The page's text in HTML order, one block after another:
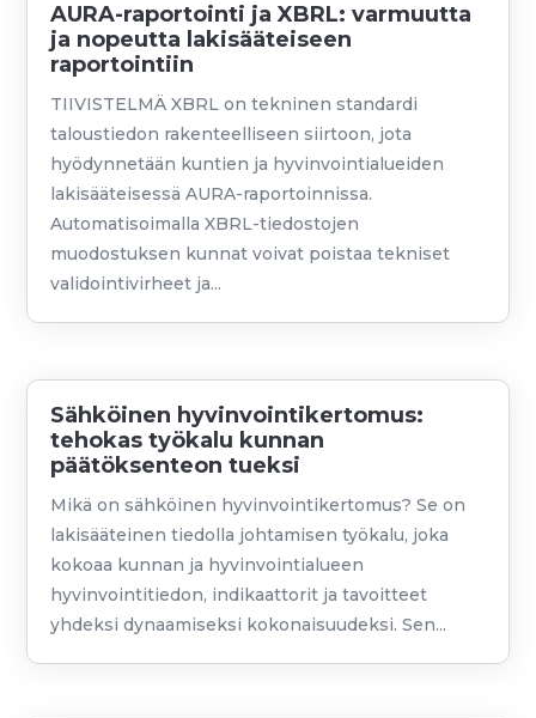
AURA-raportointi ja XBRL: varmuutta
ja nopeutta lakisääteiseen
raportointiin
TIIVISTELMÄ XBRL on tekninen standardi
taloustiedon rakenteelliseen siirtoon, jota
hyödynnetään kuntien ja hyvinvointialueiden
lakisääteisessä AURA-raportoinnissa.
Automatisoimalla XBRL-tiedostojen
muodostuksen kunnat voivat poistaa tekniset
validointivirheet ja...
Sähköinen hyvinvointikertomus:
tehokas työkalu kunnan
päätöksenteon tueksi
Mikä on sähköinen hyvinvointikertomus? Se on
lakisääteinen tiedolla johtamisen työkalu, joka
kokoaa kunnan ja hyvinvointialueen
hyvinvointitiedon, indikaattorit ja tavoitteet
yhdeksi dynaamiseksi kokonaisuudeksi. Sen...